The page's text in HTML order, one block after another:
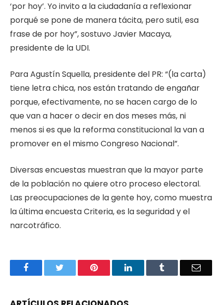
‘por hoy’. Yo invito a la ciudadanía a reflexionar
porqué se pone de manera tácita, pero sutil, esa
frase de por hoy”, sostuvo Javier Macaya,
presidente de la UDI.
Para Agustín Squella, presidente del PR: “(la carta)
tiene letra chica, nos están tratando de engañar
porque, efectivamente, no se hacen cargo de lo
que van a hacer o decir en dos meses más, ni
menos si es que la reforma constitucional la van a
promover en el mismo Congreso Nacional”.
Diversas encuestas muestran que la mayor parte
de la población no quiere otro proceso electoral.
Las preocupaciones de la gente hoy, como muestra
la última encuesta Criteria, es la seguridad y el
narcotráfico.
Facebook Pinterest LinkedIn Email